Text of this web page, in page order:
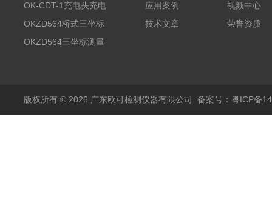
测试系统
OK-CDT-1充电头充电
宝测试系统
OKZD564桥式三坐标
测量仪
OKZD564三坐标测量
应用案例
技术文章
视频中心
荣誉资质
版权所有 © 2026 广东欧可检测仪器有限公司 备案号：粤ICP备